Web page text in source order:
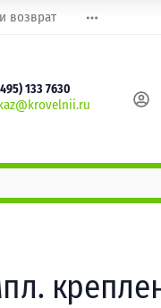
возврат
133 7630